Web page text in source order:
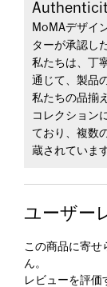
MoMAデザイ
ターが承認し
私たちは、丁
通じて、製品
私たちの品揃
コレクション
ており、複数
蔵されていま
ユーザー
この商品に寄せ
ん。
レビューを評価